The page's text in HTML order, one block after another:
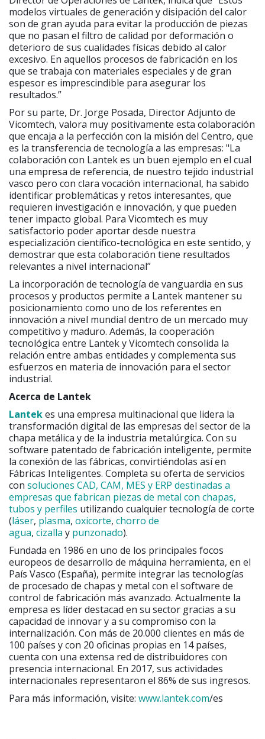
modelos virtuales de generación y disipación del calor
son de gran ayuda para evitar la producción de piezas
que no pasan el filtro de calidad por deformación o
deterioro de sus cualidades físicas debido al calor
excesivo. En aquellos procesos de fabricación en los
que se trabaja con materiales especiales y de gran
espesor es imprescindible para asegurar los
resultados.”
Por su parte, Dr. Jorge Posada, Director Adjunto de
Vicomtech, valora muy positivamente esta colaboración
que encaja a la perfección con la misión del Centro, que
es la transferencia de tecnología a las empresas: "La
colaboración con Lantek es un buen ejemplo en el cual
una empresa de referencia, de nuestro tejido industrial
vasco pero con clara vocación internacional, ha sabido
identificar problemáticas y retos interesantes, que
requieren investigación e innovación, y que pueden
tener impacto global. Para Vicomtech es muy
satisfactorio poder aportar desde nuestra
especialización científico-tecnológica en este sentido, y
demostrar que esta colaboración tiene resultados
relevantes a nivel internacional”
La incorporación de tecnología de vanguardia en sus
procesos y productos permite a Lantek mantener su
posicionamiento como uno de los referentes en
innovación a nivel mundial dentro de un mercado muy
competitivo y maduro. Además, la cooperación
tecnológica entre Lantek y Vicomtech consolida la
relación entre ambas entidades y complementa sus
esfuerzos en materia de innovación para el sector
industrial.
Acerca de Lantek
Lantekes una empresa multinacional que lidera la
transformación digital de las empresas del sector de la
chapa metálica y de la industria metalúrgica. Con su
software patentado de fabricación inteligente, permite
la conexión de las fábricas, convirtiéndolas así en
Fábricas Inteligentes. Completa su oferta de servicios
con soluciones CAD, CAM, MES y ERP destinadas a
empresas que fabrican piezas de metal con chapas,
tubos y perfiles utilizando cualquier tecnología de corte
(láser, plasma, oxicorte, chorro de
agua, cizalla y punzonado).
Fundada en 1986 en uno de los principales focos
europeos de desarrollo de máquina herramienta, en el
País Vasco (España), permite integrar las tecnologías
de procesado de chapas y metal con el software de
control de fabricación más avanzado. Actualmente la
empresa es líder destacad en su sector gracias a su
capacidad de innovar y a su compromiso con la
internalización. Con más de 20.000 clientes en más de
100 países y con 20 oficinas propias en 14 países,
cuenta con una extensa red de distribuidores con
presencia internacional. En 2017, sus actividades
internacionales representaron el 86% de sus ingresos.
Para más información, visite: www.lantek.com/es